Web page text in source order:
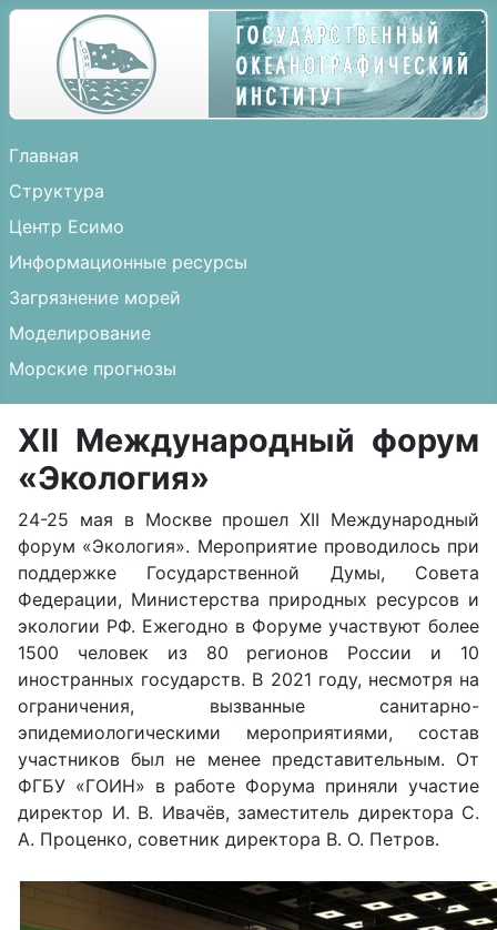
Главная
Структура
Центр Есимо
Информационные ресурсы
Загрязнение морей
Моделирование
Морские прогнозы
XII Международный форум
«Экология»
24-25 мая в Москве прошел XII Международный
форум «Экология». Мероприятие проводилось при
поддержке Государственной Думы, Совета
Федерации, Министерства природных ресурсов и
экологии РФ. Ежегодно в Форуме участвуют более
1500 человек из 80 регионов России и 10
иностранных государств. В 2021 году, несмотря на
ограничения, вызванные санитарно-
эпидемиологическими мероприятиями, состав
участников был не менее представительным. От
ФГБУ «ГОИН» в работе Форума приняли участие
директор И. В. Ивачёв, заместитель директора С.
А. Проценко, советник директора В. О. Петров.